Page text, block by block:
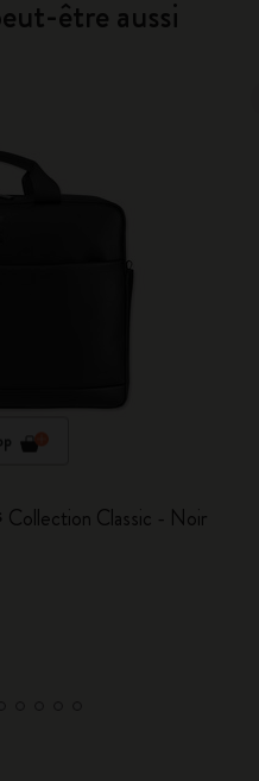
être aussi
Collection Classic - Noir